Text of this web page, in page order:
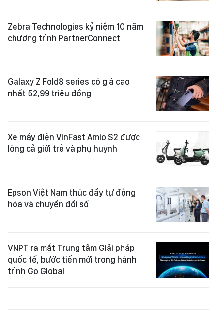
Zebra Technologies kỷ niệm 10 năm
chương trình PartnerConnect
Galaxy Z Fold8 series có giá cao
nhất 52,99 triệu đồng
Xe máy điện VinFast Amio S2 được
lòng cả giới trẻ và phụ huynh
Epson Việt Nam thúc đẩy tự động
hóa và chuyển đổi số
VNPT ra mắt Trung tâm Giải pháp
quốc tế, bước tiến mới trong hành
trình Go Global